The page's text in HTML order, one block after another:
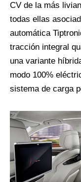
CV de la más
todas ellas
automática
tracción integral
una variante
modo 100%
sistema de carga